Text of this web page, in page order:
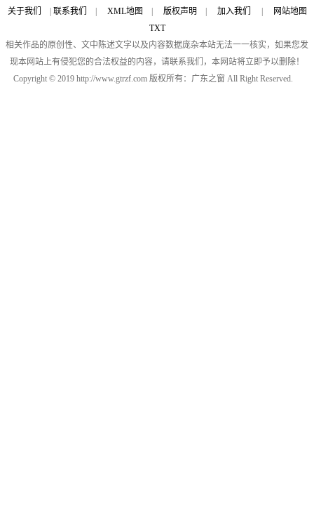
关于我们 联系我们 XML地图 版权声明 加入我们
网站地图
TXT
相关作品的原创性、文中陈述文字以及内容数据庞杂本站无法一一核实，如果您发
现本网站上有侵犯您的合法权益的内容，请联系我们，本网站将立即予以删除！
Copyright © 2019 http://www.gtrzf.com 版权所有：广东之窗 All Right Reserved.